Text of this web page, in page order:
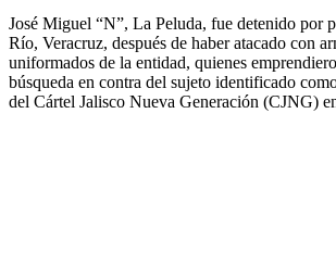
José Miguel “N”, La Peluda, fue detenido por
Río, Veracruz, después de haber atacado con
uniformados de la entidad, quienes
búsqueda en contra del sujeto identificado
del Cártel Jalisco Nueva Generación (CJNG)